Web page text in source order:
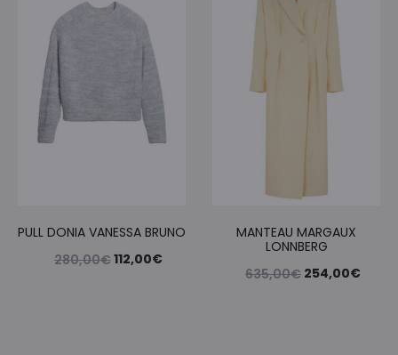
660,00€.
PULL DONIA VANESSA BRUNO
280,00€Le
112,00€
MANTEAU MARGAUX
LONNBERG
635,00€ Le
254,00€